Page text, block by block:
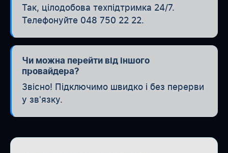
Так, цілодобова техпідтримка 24/7.
Телефонуйте 048 750 22 22.
Чи можна перейти від іншого
провайдера?
Звісно! Підключимо швидко і без перерви
у зв'язку.